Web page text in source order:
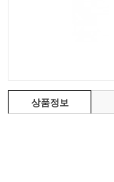
상품정보